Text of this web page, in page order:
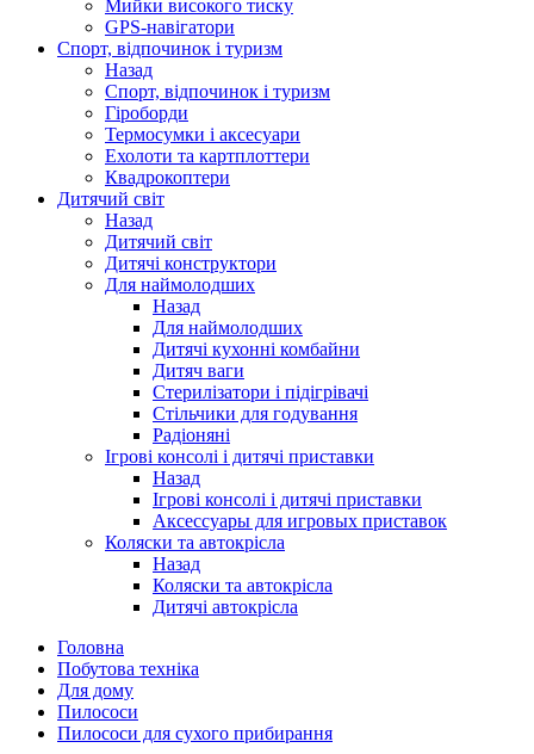
Мийки високого тиску
GPS-навігатори
Спорт, відпочинок і туризм
Назад
Спорт, відпочинок і туризм
Гіроборди
Термосумки і аксесуари
Ехолоти та картплоттери
Квадрокоптери
Дитячий світ
Назад
Дитячий світ
Дитячі конструктори
Для наймолодших
Назад
Для наймолодших
Дитячі кухонні комбайни
Дитяч ваги
Стерилізатори і підігрівачі
Стільчики для годування
Радіоняні
Ігрові консолі і дитячі приставки
Назад
Ігрові консолі і дитячі приставки
Аксессуары для игровых приставок
Коляски та автокрісла
Назад
Коляски та автокрісла
Дитячі автокрісла
Головна
Побутова техніка
Для дому
Пилососи
Пилососи для сухого прибирання